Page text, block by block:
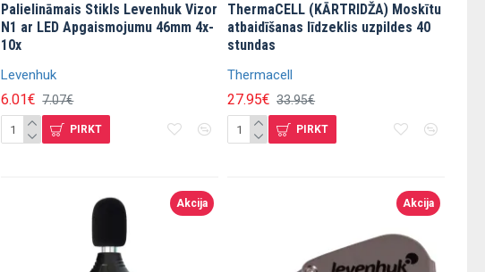
Levenhuk
Palielināmais Stikls Levenhuk Vizor
N1 ar LED Apgaismojumu 46mm 4x-
10x
6.01€ 7.07€
PIRKT
Thermacell
ThermaCELL (KĀRTRIDŽA) Moskītu
atbaidīšanas līdzeklis uzpildes 40
stundas
27.95€ 33.95€
PIRKT
Akcija Akcija